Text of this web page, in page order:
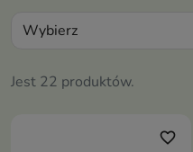
Jest 22 produktów.
Wybierz
favorite_border